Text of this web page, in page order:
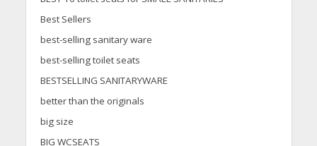
Best Sellers
best-selling sanitary ware
best-selling toilet seats
BESTSELLING SANITARYWARE
better than the originals
big size
BIG WCSEATS